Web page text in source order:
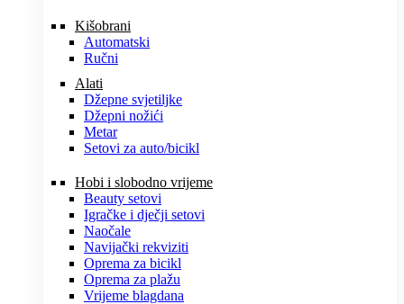
Kišobrani
Automatski
Ručni
Alati
Džepne svjetiljke
Džepni nožići
Metar
Setovi za auto/bicikl
Hobi i slobodno vrijeme
Beauty setovi
Igračke i dječji setovi
Naočale
Navijački rekviziti
Oprema za bicikl
Oprema za plažu
Vrijeme blagdana